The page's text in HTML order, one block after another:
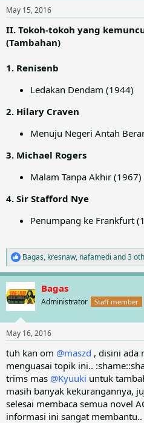
n
s
:
May 15, 2016
II. Tokoh-tokoh yang
(Tambahan)
1. Renisenb
Ledakan Dendam (1944)
2. Hilary Craven
Menuju Negeri Antah
3. Michael Rogers
Malam Tanpa Akhir (1967)
4. Sir Stafford Nye
Penumpang ke Frankfurt
R
e
a
c
t
i
n
s
Bagas, kresnaw, nafamedi and 3
Bagas
Administrator Staff member
May 16, 2016
tuh kan om @maszd , disini ada
menguasai topik ini..
trims mas @Kyuuki untuk
masih banyak kekurangannya,
selesai membaca semua novel
informasi ini sangat membantu..